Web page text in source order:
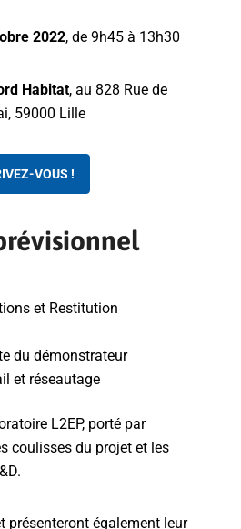
2022, de 9h45 à 13h30
Habitat, au 828 Rue de
59000 Lille
VOUS !
et Restitution
du démonstrateur
et réseautage
L2EP, porté par
coulisses du projet et les
présenteront également leur